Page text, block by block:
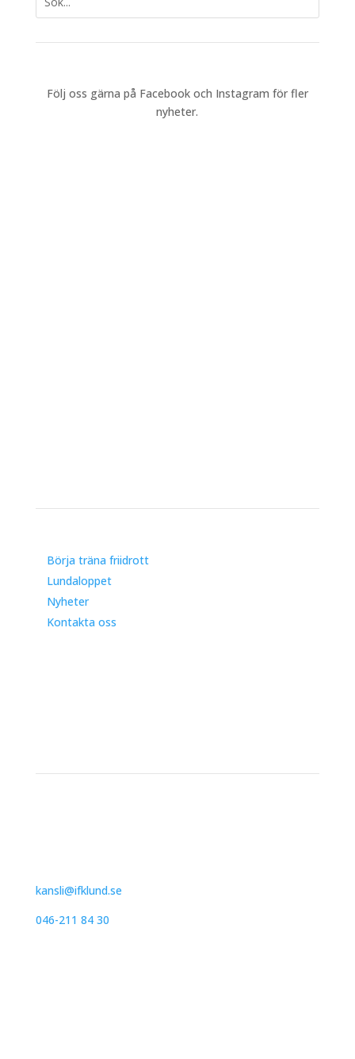
Följ oss gärna på Facebook och Instagram för fler
nyheter.
Börja träna friidrott
Lundaloppet
Nyheter
Kontakta oss
kansli@ifklund.se
046-211 84 30